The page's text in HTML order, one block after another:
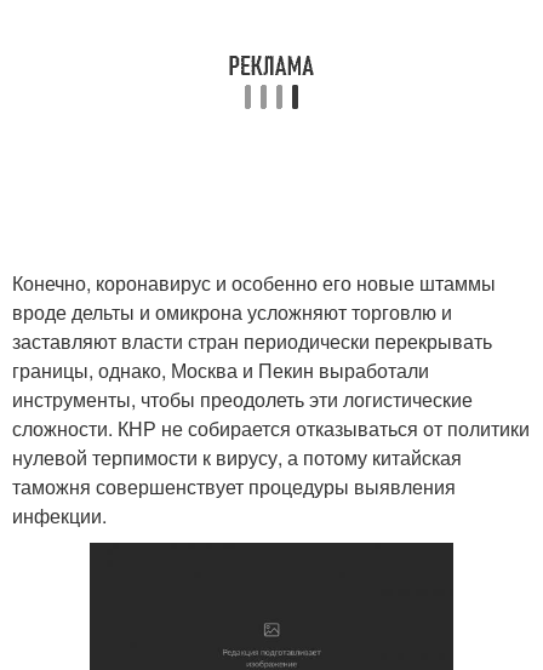
Конечно, коронавирус и особенно его новые штаммы
вроде дельты и омикрона усложняют торговлю и
заставляют власти стран периодически перекрывать
границы, однако, Москва и Пекин выработали
инструменты, чтобы преодолеть эти логистические
сложности. КНР не собирается отказываться от политики
нулевой терпимости к вирусу, а потому китайская
таможня совершенствует процедуры выявления
инфекции.